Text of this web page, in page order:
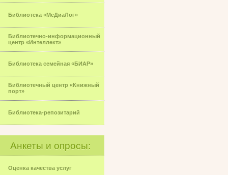
Библиотека «МеДиаЛог»
Библиотечно-информационный
центр «Интеллект»
Библиотека семейная «БИАР»
Библиотечный центр «Книжный
порт»
Библиотека-репозитарий
Анкеты и опросы:
Оценка качества услуг